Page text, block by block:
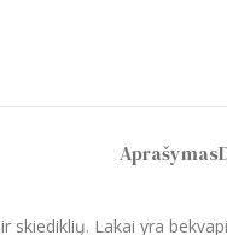
Aprašymas
skiediklių. Lakai yra